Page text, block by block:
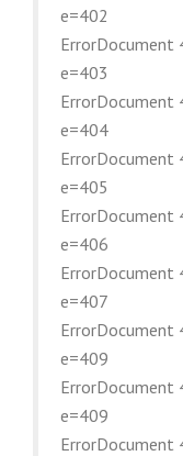
e=402
ErrorDocument
e=403
ErrorDocument
e=404
ErrorDocument
e=405
ErrorDocument
e=406
ErrorDocument
e=407
ErrorDocument
e=409
ErrorDocument
e=409
ErrorDocument